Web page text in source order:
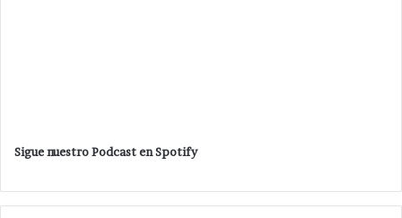
Sigue nuestro Podcast en Spotify